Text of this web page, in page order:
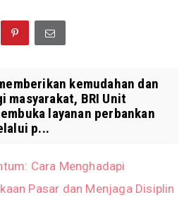
kemudahan dan
masyarakat, BRI Unit
layanan perbankan
p...
Cara Menghadapi
Pasar dan Menjaga Disiplin